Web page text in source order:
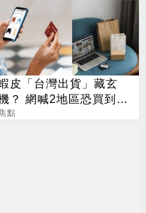
皮「台灣出貨」藏玄
？ 網喊2地區恐買到假
專家揭真相
點